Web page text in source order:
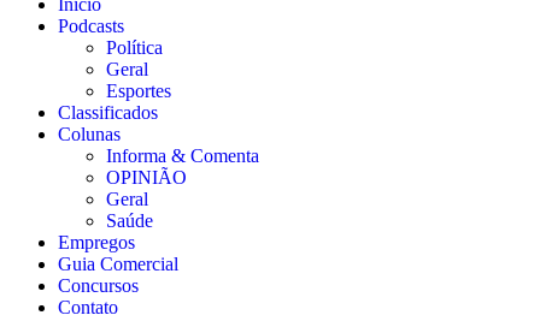
Início
Podcasts
Política
Geral
Esportes
Classificados
Colunas
Informa & Comenta
OPINIÃO
Geral
Saúde
Empregos
Guia Comercial
Concursos
Contato